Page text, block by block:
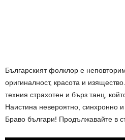
Българският фолклор е
оригиналност, красота и
техния страхотен и бърз танц,
Наистина невероятно, синхронно
Браво българи! Продължавайте в